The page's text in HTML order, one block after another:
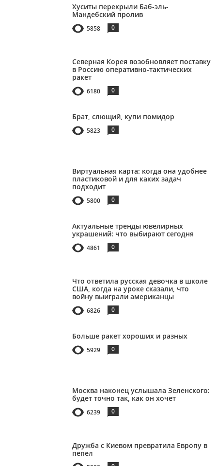
Хуситы перекрыли Баб-эль-
Мандебский пролив
5858 0
Северная Корея возобновляет поставку
в Россию оперативно-тактических
ракет
6180 0
Брат, слющий, купи помидор
5823 0
Виртуальная карта: когда она удобнее
пластиковой и для каких задач
подходит
5800 0
Актуальные тренды ювелирных
украшений: что выбирают сегодня
4861 0
Что ответила русская девочка в школе
США, когда на уроке сказали, что
войну выиграли американцы
6826 0
Больше ракет хороших и разных
5929 0
Москва наконец услышала Зеленского:
будет точно так, как он хочет
6239 0
Дружба с Киевом превратила Европу в
пепел